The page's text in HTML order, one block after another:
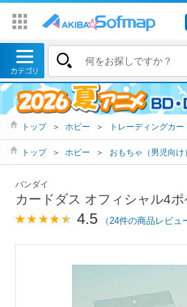
トップ ＞ ホビー ＞ トレーディングカ
トップ ＞ ホビー ＞ おもちゃ（男児向け
バンダイ
カードダス オフィシャル4
4.5 （24件の商品レビュ